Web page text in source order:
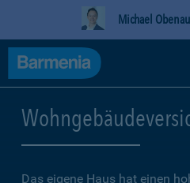
Michael
Das eigene Haus hat einen